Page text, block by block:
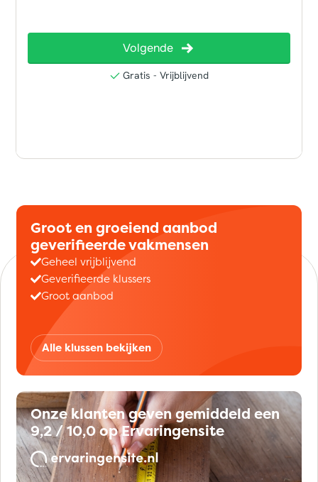
Groot en groeiend aanbod
geverifieerde vakmensen
Geheel vrijblijvend
Geverifieerde klussers
Groot aanbod
Alle klussen bekijken
Onze klanten geven gemiddeld een
9,2 / 10,0 op Ervaringensite